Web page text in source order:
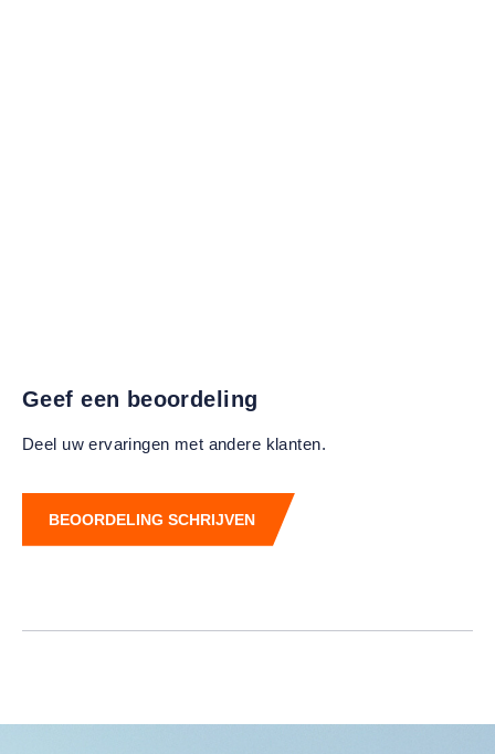
Geef een beoordeling
Deel uw ervaringen met andere klanten.
BEOORDELING SCHRIJVEN